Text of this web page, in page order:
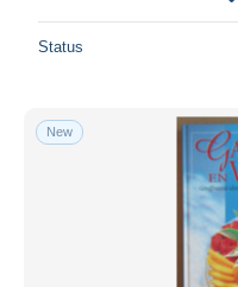
Status
New